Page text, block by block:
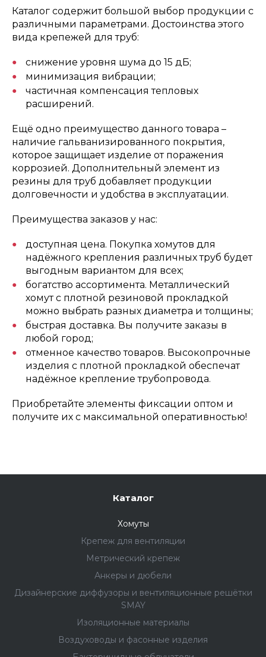
Каталог содержит большой выбор продукции с
различными параметрами. Достоинства этого
вида крепежей для труб:
снижение уровня шума до 15 дБ;
минимизация вибрации;
частичная компенсация тепловых
расширений.
Ещё одно преимущество данного товара –
наличие гальванизированного покрытия,
которое защищает изделие от поражения
коррозией. Дополнительный элемент из
резины для труб добавляет продукции
долговечности и удобства в эксплуатации.
Преимущества заказов у нас:
доступная цена. Покупка хомутов для
надёжного крепления различных труб будет
выгодным вариантом для всех;
богатство ассортимента. Металлический
хомут с плотной резиновой прокладкой
можно выбрать разных диаметра и толщины;
быстрая доставка. Вы получите заказы в
любой город;
отменное качество товаров. Высокопрочные
изделия с плотной прокладкой обеспечат
надёжное крепление трубопровода.
Приобретайте элементы фиксации оптом и
получите их с максимальной оперативностью!
Каталог
Хомуты
Крепеж для вентиляции
Метрический крепеж
Анкеры и дюбели
Дизайнерские диффузоры и вентиляционные решётки
SMAY
Изоляционные материалы
Воздуховоды и фасонные изделия